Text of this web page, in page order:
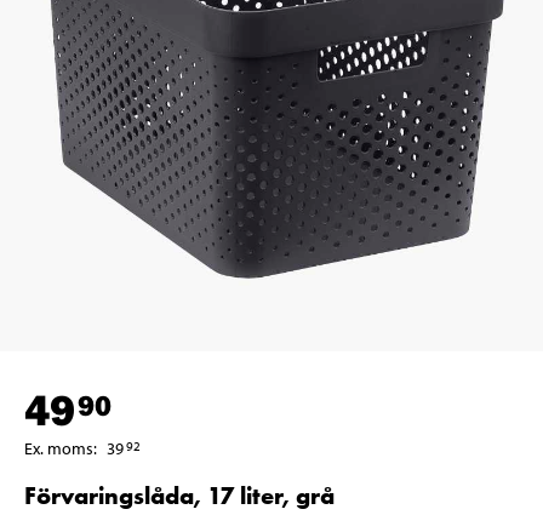
4990
Ex. moms: 3992
Förvaringslåda, 17 liter, grå